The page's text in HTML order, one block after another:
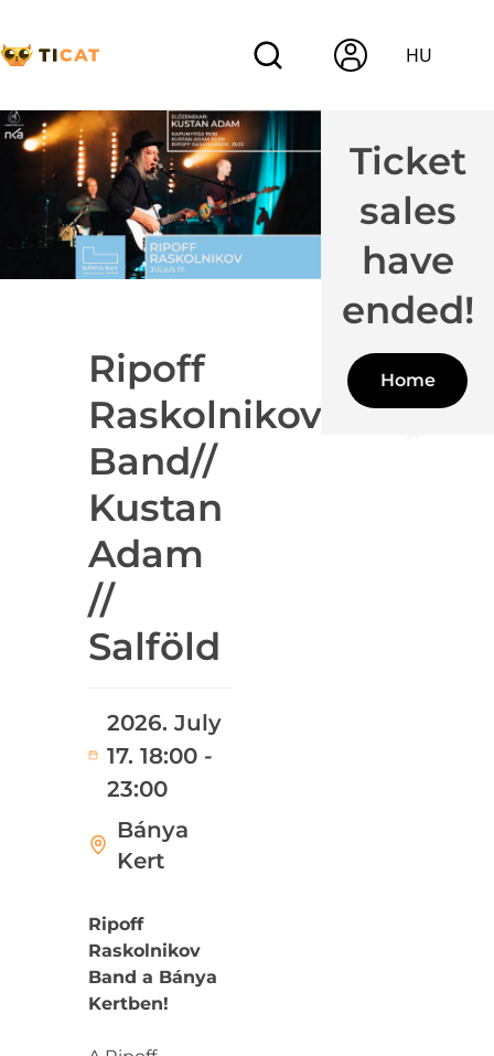
HU
Ripoff
Raskolnikov
Band//
Kustan
Adam
//
Salföld
2026. July
17. 18:00 -
23:00
Bánya
Kert
Ticket
sales
have
ended!
Home
Ripoff
Raskolnikov
Band a Bánya
Kertben!